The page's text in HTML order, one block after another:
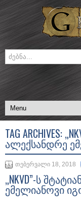
TAG ARCHIVES:
ᲐᲚᲔᲥᲡᲐᲜᲓᲠᲔ
თებერვალი 18, 2018
„NKVD”-ს
ემელიანოვი